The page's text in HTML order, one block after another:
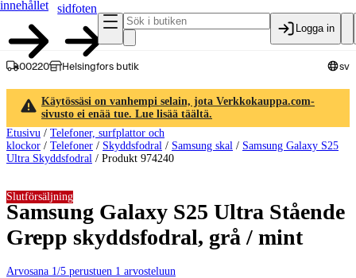
innehållet
sidfoten
Logga in
00220 Helsingfors butik sv
Käytössäsi on vanhempi selain, jota Verkkokauppa.com-
sivusto ei enää tue. Lue lisää täältä.
Etusivu / Telefoner, surfplattor och
klockor / Telefoner / Skyddsfodral / Samsung skal / Samsung Galaxy S25
Ultra Skyddsfodral / Produkt 974240
Samsung Galaxy S25 Ultra Stående
Grepp skyddsfodral, grå / mint
Arvosana 1/5 perustuen 1 arvosteluun
Slutförsäljning